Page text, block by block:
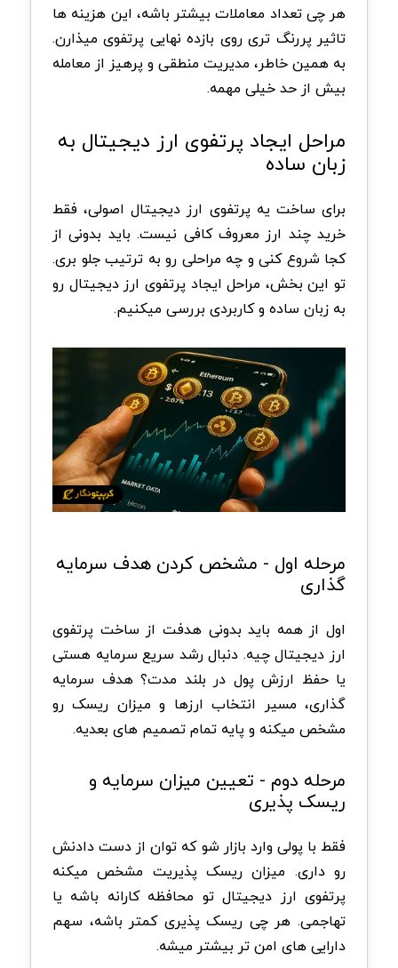
هر چی تعداد معاملات بیشتر باشه، این هزینه ها
تاثیر پررنگ تری روی بازده نهایی پرتفوی میذارن.
به همین خاطر، مدیریت منطقی و پرهیز از معامله
بیش از حد خیلی مهمه.
مراحل ایجاد پرتفوی ارز دیجیتال به
زبان ساده
برای ساخت یه پرتفوی ارز دیجیتال اصولی، فقط
خرید چند ارز معروف کافی نیست. باید بدونی از
کجا شروع کنی و چه مراحلی رو به ترتیب جلو بری.
تو این بخش، مراحل ایجاد پرتفوی ارز دیجیتال رو
به زبان ساده و کاربردی بررسی میکنیم.
مرحله اول - مشخص کردن هدف سرمایه
گذاری
اول از همه باید بدونی هدفت از ساخت پرتفوی
ارز دیجیتال چیه. دنبال رشد سریع سرمایه هستی
یا حفظ ارزش پول در بلند مدت؟ هدف سرمایه
گذاری، مسیر انتخاب ارزها و میزان ریسک رو
مشخص میکنه و پایه تمام تصمیم های بعدیه.
مرحله دوم - تعیین میزان سرمایه و
ریسک پذیری
فقط با پولی وارد بازار شو که توان از دست دادنش
رو داری. میزان ریسک پذیریت مشخص میکنه
پرتفوی ارز دیجیتال تو محافظه کارانه باشه یا
تهاجمی. هر چی ریسک پذیری کمتر باشه، سهم
دارایی های امن تر بیشتر میشه.